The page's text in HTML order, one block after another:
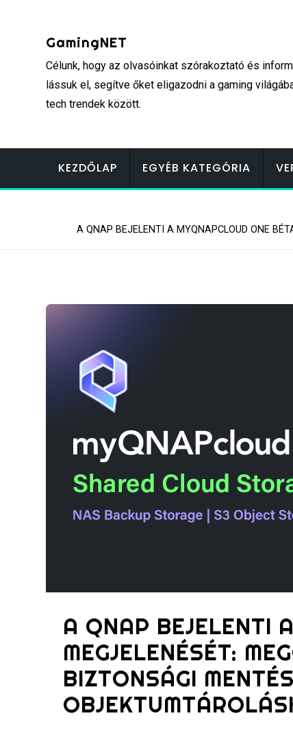
GamingNET
Célunk, hogy az olvasóinkat szórakoztató és
lássuk el, segítve őket eligazodni a gaming
tech trendek között.
KEZDŐLAP EGYÉB KATEGÓRIA
A QNAP BEJELENTI A MYQNAPCLOUD ONE
A QNAP BEJELENTI
MEGJELENÉSÉT:
BIZTONSÁGI